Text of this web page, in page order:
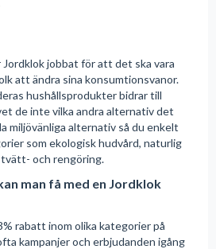
jobbat för att det ska vara
att ändra sina konsumtionsvanor.
hushållsprodukter bidrar till
de inte vilka andra alternativ det
miljövänliga alternativ så du enkelt
som ekologisk hudvård, naturlig
och rengöring.
man få med en Jordklok
rabatt inom olika kategorier på
kampanjer och erbjudanden igång